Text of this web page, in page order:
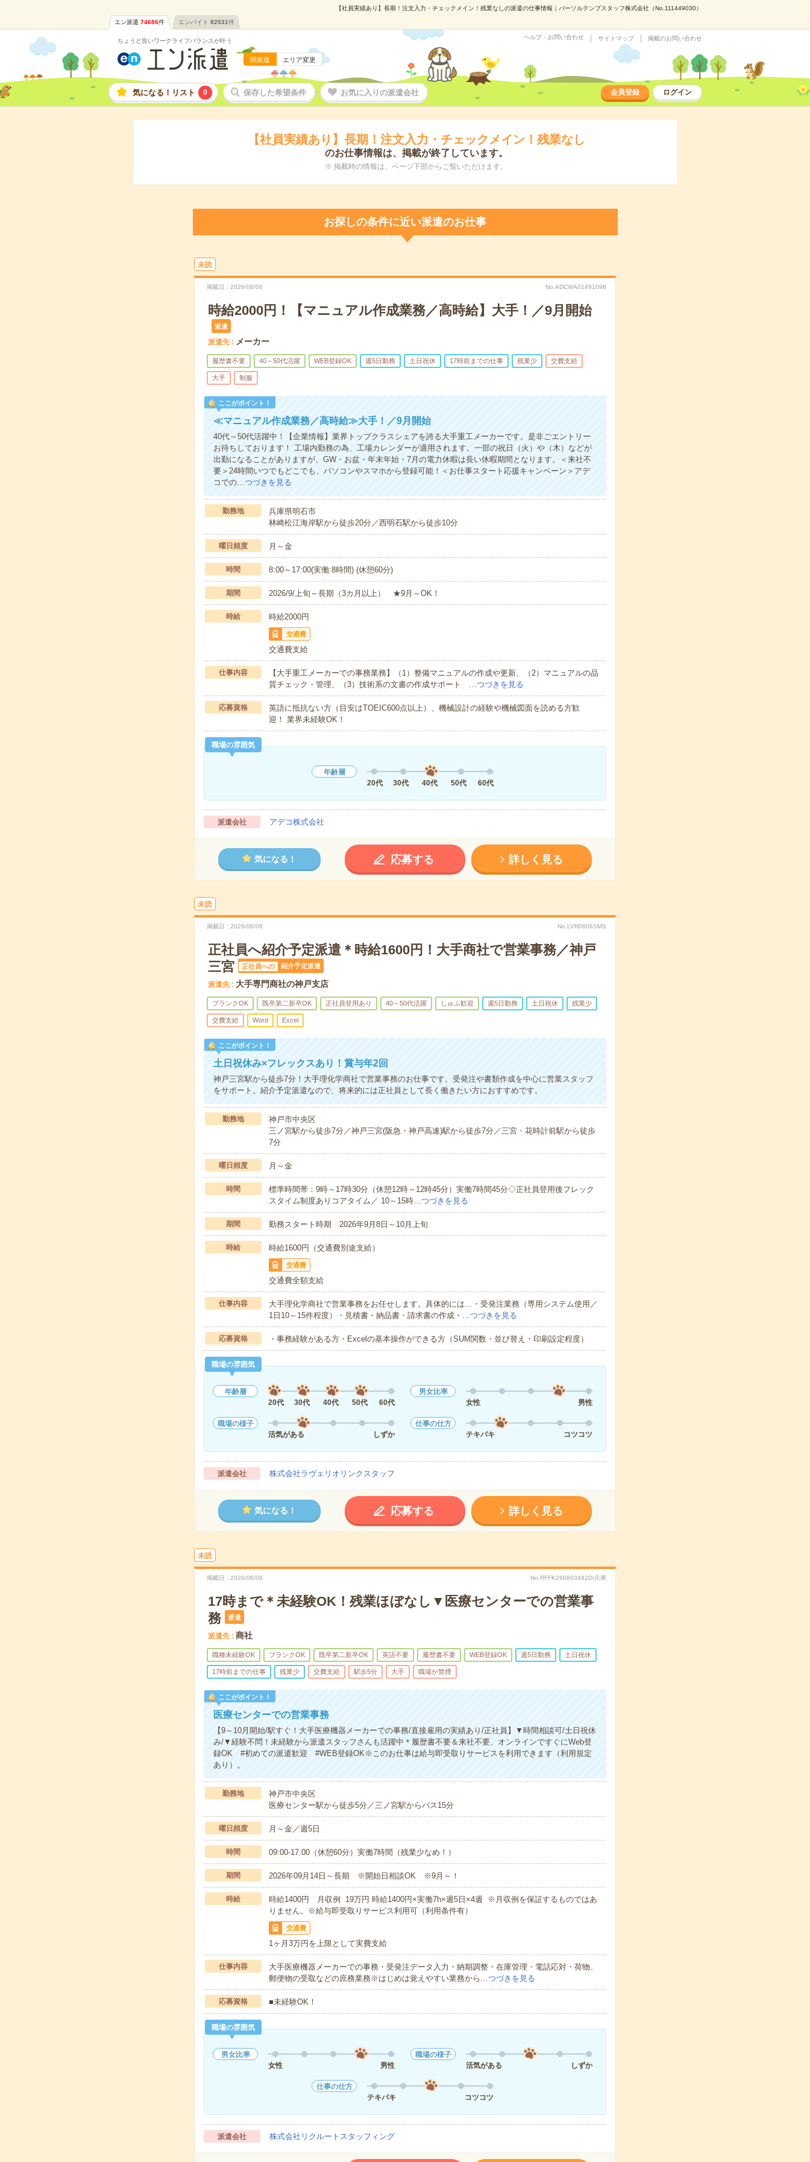
【社員実績あり】長期！注文入力・チェックメイン！残業なしの派遣の仕事情報｜パーソルテンプスタッフ株式会社（No.111449030）
エン派遣 74686件 エンバイト 82531件
ちょうど良いワークライフバランスが叶う
関東版 エリア変更
ヘルプ・お問い合わせ サイトマップ 掲載のお問い合わせ
気になる！リスト 0 保存した希望条件 お気に入りの派遣会社 会員登録 ログイン
【社員実績あり】長期！注文入力・チェックメイン！残業なし
のお仕事情報は、掲載が終了しています。
※ 掲載時の情報は、ページ下部からご覧いただけます。
お探しの条件に近い派遣のお仕事
未読
掲載日 2026/08/06 No.ADCWA01491098
時給2000円！【マニュアル作成業務／高時給】大手！／9月開始
派遣
派遣先 メーカー
履歴書不要 40～50代活躍 WEB登録OK 週5日勤務 土日祝休 17時前までの仕事 残業少 交費支給
大手 制服
ここがポイント！
≪マニュアル作成業務／高時給≫大手！／9月開始
40代～50代活躍中！【企業情報】業界トップクラスシェアを誇る大手重工メーカーです。是非ごエントリー
お待ちしております！ 工場内勤務の為、工場カレンダーが適用されます。一部の祝日（火）や（木）などが
出勤になることがありますが、GW・お盆・年末年始・7月の電力休暇は長い休暇期間となります。＜来社不
要＞24時間いつでもどこでも、パソコンやスマホから登録可能！＜お仕事スタート応援キャンペーン＞アデ
コでの…つづきを見る
勤務地
兵庫県明石市
林崎松江海岸駅から徒歩20分／西明石駅から徒歩10分
曜日頻度 月～金
時間 8:00～17:00(実働:8時間) (休憩60分)
期間 2026/9/上旬～長期（3カ月以上） ★9月～OK！
時給 時給2000円
交通費
交通費支給
仕事内容
【大手重工メーカーでの事務業務】（1）整備マニュアルの作成や更新、（2）マニュアルの品
質チェック・管理、（3）技術系の文書の作成サポート …つづきを見る
応募資格
英語に抵抗ない方（目安はTOEIC600点以上）、機械設計の経験や機械図面を読める方歓
迎！ 業界未経験OK！
職場の雰囲気
年齢層
20代
30代 40代 50代 60代
派遣会社 アデコ株式会社
気になる！ 応募する 詳しく見る
未読
掲載日 2026/08/06 No.LVR0806SMS
正社員へ紹介予定派遣＊時給1600円！大手商社で営業事務／神戸
三宮
正社員への 紹介予定派遣
派遣先 大手専門商社の神戸支店
ブランクOK 既卒第二新卒OK 正社員登用あり 40～50代活躍 しゅふ歓迎 週5日勤務 土日祝休 残業少
交費支給 Word Excel
ここがポイント！
土日祝休み×フレックスあり！賞与年2回
神戸三宮駅から徒歩7分！大手理化学商社で営業事務のお仕事です。受発注や書類作成を中心に営業スタッフ
をサポート。紹介予定派遣なので、将来的には正社員として長く働きたい方におすすめです。
勤務地
神戸市中央区
三ノ宮駅から徒歩7分／神戸三宮(阪急・神戸高速)駅から徒歩7分／三宮・花時計前駅から徒歩
7分
曜日頻度 月～金
時間
標準時間帯：9時～17時30分（休憩12時～12時45分）実働7時間45分◇正社員登用後フレック
スタイム制度ありコアタイム／ 10～15時…つづきを見る
期間 勤務スタート時期 2026年9月8日～10月上旬
時給 時給1600円（交通費別途支給）
交通費
交通費全額支給
仕事内容
大手理化学商社で営業事務をお任せします。具体的には…・受発注業務（専用システム使用／
1日10～15件程度）・見積書・納品書・請求書の作成・…つづきを見る
応募資格 ・事務経験がある方・Excelの基本操作ができる方（SUM関数・並び替え・印刷設定程度）
職場の雰囲気
年齢層
20代
30代 40代 50代 60代
男女比率
女性
男性
職場の様子
活気がある
しずか
仕事の仕方
テキパキ
コツコツ
派遣会社 株式会社ラヴェリオリンクスタッフ
気になる！ 応募する 詳しく見る
未読
掲載日 2026/08/06 No.RFFK260803482D/兵庫
17時まで＊未経験OK！残業ほぼなし▼医療センターでの営業事
務
派遣
派遣先 商社
職種未経験OK ブランクOK 既卒第二新卒OK 英語不要 履歴書不要 WEB登録OK 週5日勤務 土日祝休
17時前までの仕事 残業少 交費支給 駅歩5分 大手 職場が禁煙
ここがポイント！
医療センターでの営業事務
【9～10月開始/駅すぐ！大手医療機器メーカーでの事務/直接雇用の実績あり/正社員】▼時間相談可/土日祝休
み/▼経験不問！未経験から派遣スタッフさんも活躍中＊履歴書不要＆来社不要、オンラインですぐにWeb登
録OK #初めての派遣歓迎 #WEB登録OK※このお仕事は給与即受取りサービスを利用できます（利用規定
あり）。
勤務地
神戸市中央区
医療センター駅から徒歩5分／三ノ宮駅からバス15分
曜日頻度 月～金／週5日
時間 09:00-17:00（休憩60分）実働7時間（残業少なめ！）
期間 2026年09月14日～長期 ※開始日相談OK ※9月～！
時給
時給1400円 月収例 19万円 時給1400円×実働7h×週5日×4週 ※月収例を保証するものではあ
りません。※給与即受取りサービス利用可（利用条件有）
交通費
1ヶ月3万円を上限として実費支給
仕事内容
大手医療機器メーカーでの事務・受発注データ入力・納期調整・在庫管理・電話応対・荷物、
郵便物の受取などの庶務業務※はじめは覚えやすい業務から…つづきを見る
応募資格 ■未経験OK！
職場の雰囲気
男女比率
女性
男性
職場の様子
活気がある
しずか
仕事の仕方
テキパキ
コツコツ
派遣会社 株式会社リクルートスタッフィング